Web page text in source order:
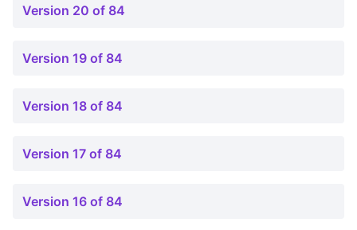
Version 20 of 84
Version 19 of 84
Version 18 of 84
Version 17 of 84
Version 16 of 84